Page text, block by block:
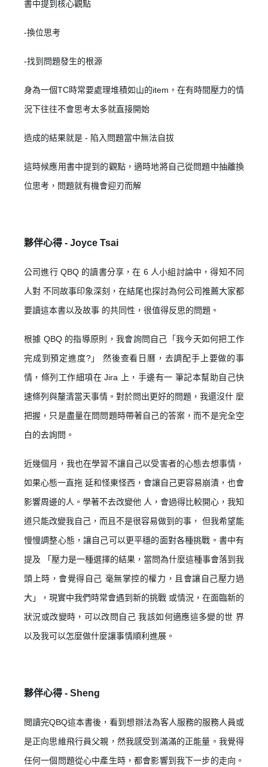
書中提到核心觀點
-換位思考
-找到問題發生的根源
身為一個TC時常要處理堆積如山的item，在有時間壓力的情
況下往往不會思考太多就直接開始
造成的結果就是 - 陷入問題當中無法自拔
這時候應用書中提到的觀點，適時地將自己從問題中抽離換
位思考，問題就有機會迎刃而解
夥伴心得 - Joyce Tsai
公司進行 QBQ 的讀書分享，在 6 人小組討論中，得知不同
人對 不同故事印象深刻，在結尾也探討為何公司推薦大家都
要讀這本書以及故事 的共同性，很值得反思的問題。
根據 QBQ 的指導原則，我會詢問自己「我今天如何把工作
完成到預定進度?」 然後查看日曆，去調配手上要做的事
情，條列工作細項在 Jira 上，手邊有一 筆記本幫助自己快
速條列與釐清當天事情。對於問出更好的問題，我還沒什 麼
把握，只是盡量在問問題時帶著自己的答案，而不是完全空
白的去詢問。
近幾個月，我也在學習不讓自己以受害者的心態去想事情，
如果心態一直拖 延和怪東怪西，會讓自己更容易崩潰，也會
影響周邊的人。學著不去改變他 人，會過得比較開心，我知
道只能改變我自己，而且不是很容易做到的事， 但我希望能
慢慢調整心態，讓自己可以更平穩的面對各種挑戰。書中有
提及 「壓力是一種選擇的結果，當問為什麼這種事會落到我
頭上時，會覺得自己 毫無掌控的權力，且會讓自己壓力過
大」，現實中我們時常會遇到新的挑戰 或情況，在面臨新的
狀況或改變時，可以改問自己 我該如何適應這多變的世 界
以及我可以怎麼做什麼讓事情順利進展。
夥伴心得 - Sheng
閲讀完QBQ這本書後，看到想辦法為客人服務的服務人員或
是正向思維飛行員父親，然我感受到滿滿的正能量。我覺得
任何一個問題從心中產生時，都會影響到我下一步的走向。